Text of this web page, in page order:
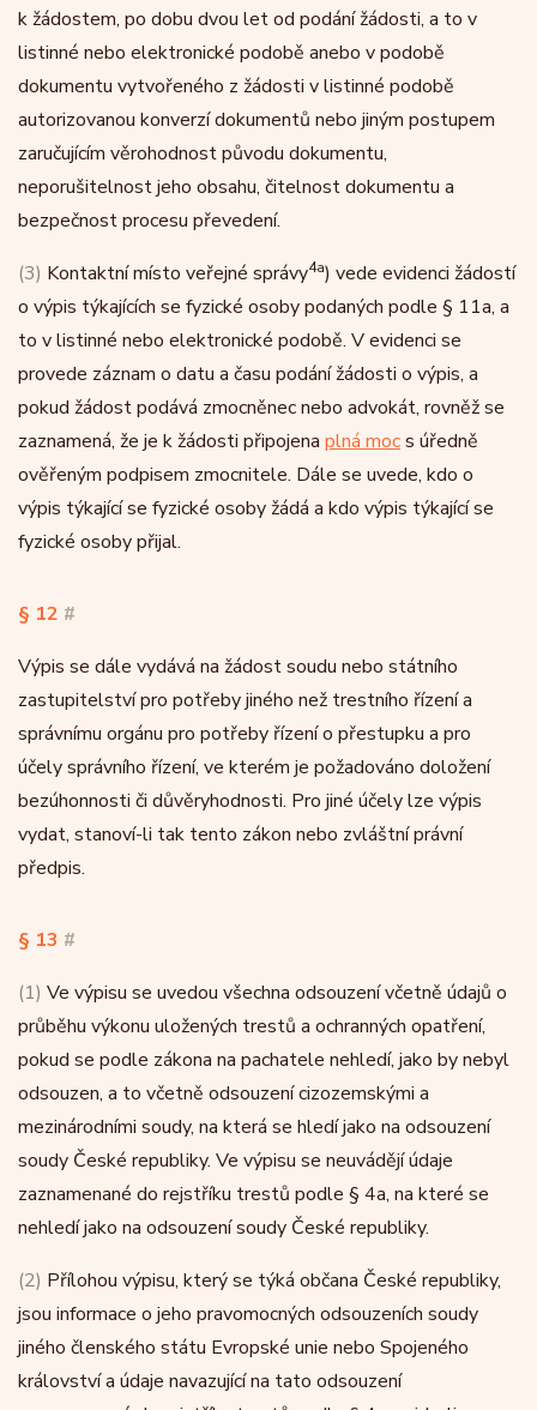
k žádostem, po dobu dvou let od podání žádosti, a to v
listinné nebo elektronické podobě anebo v podobě
dokumentu vytvořeného z žádosti v listinné podobě
autorizovanou konverzí dokumentů nebo jiným postupem
zaručujícím věrohodnost původu dokumentu,
neporušitelnost jeho obsahu, čitelnost dokumentu a
bezpečnost procesu převedení.
(3) Kontaktní místo veřejné správy4a) vede evidenci žádostí
o výpis týkajících se fyzické osoby podaných podle § 11a, a
to v listinné nebo elektronické podobě. V evidenci se
provede záznam o datu a času podání žádosti o výpis, a
pokud žádost podává zmocněnec nebo advokát, rovněž se
zaznamená, že je k žádosti připojena plná mocs úředně
ověřeným podpisem zmocnitele. Dále se uvede, kdo o
výpis týkající se fyzické osoby žádá a kdo výpis týkající se
fyzické osoby přijal.
§ 12 #
Výpis se dále vydává na žádost soudu nebo státního
zastupitelství pro potřeby jiného než trestního řízení a
správnímu orgánu pro potřeby řízení o přestupku a pro
účely správního řízení, ve kterém je požadováno doložení
bezúhonnosti či důvěryhodnosti. Pro jiné účely lze výpis
vydat, stanoví-li tak tento zákon nebo zvláštní právní
předpis.
§ 13 #
(1) Ve výpisu se uvedou všechna odsouzení včetně údajů o
průběhu výkonu uložených trestů a ochranných opatření,
pokud se podle zákona na pachatele nehledí, jako by nebyl
odsouzen, a to včetně odsouzení cizozemskými a
mezinárodními soudy, na která se hledí jako na odsouzení
soudy České republiky. Ve výpisu se neuvádějí údaje
zaznamenané do rejstříku trestů podle § 4a, na které se
nehledí jako na odsouzení soudy České republiky.
(2) Přílohou výpisu, který se týká občana České republiky,
jsou informace o jeho pravomocných odsouzeních soudy
jiného členského státu Evropské unie nebo Spojeného
království a údaje navazující na tato odsouzení